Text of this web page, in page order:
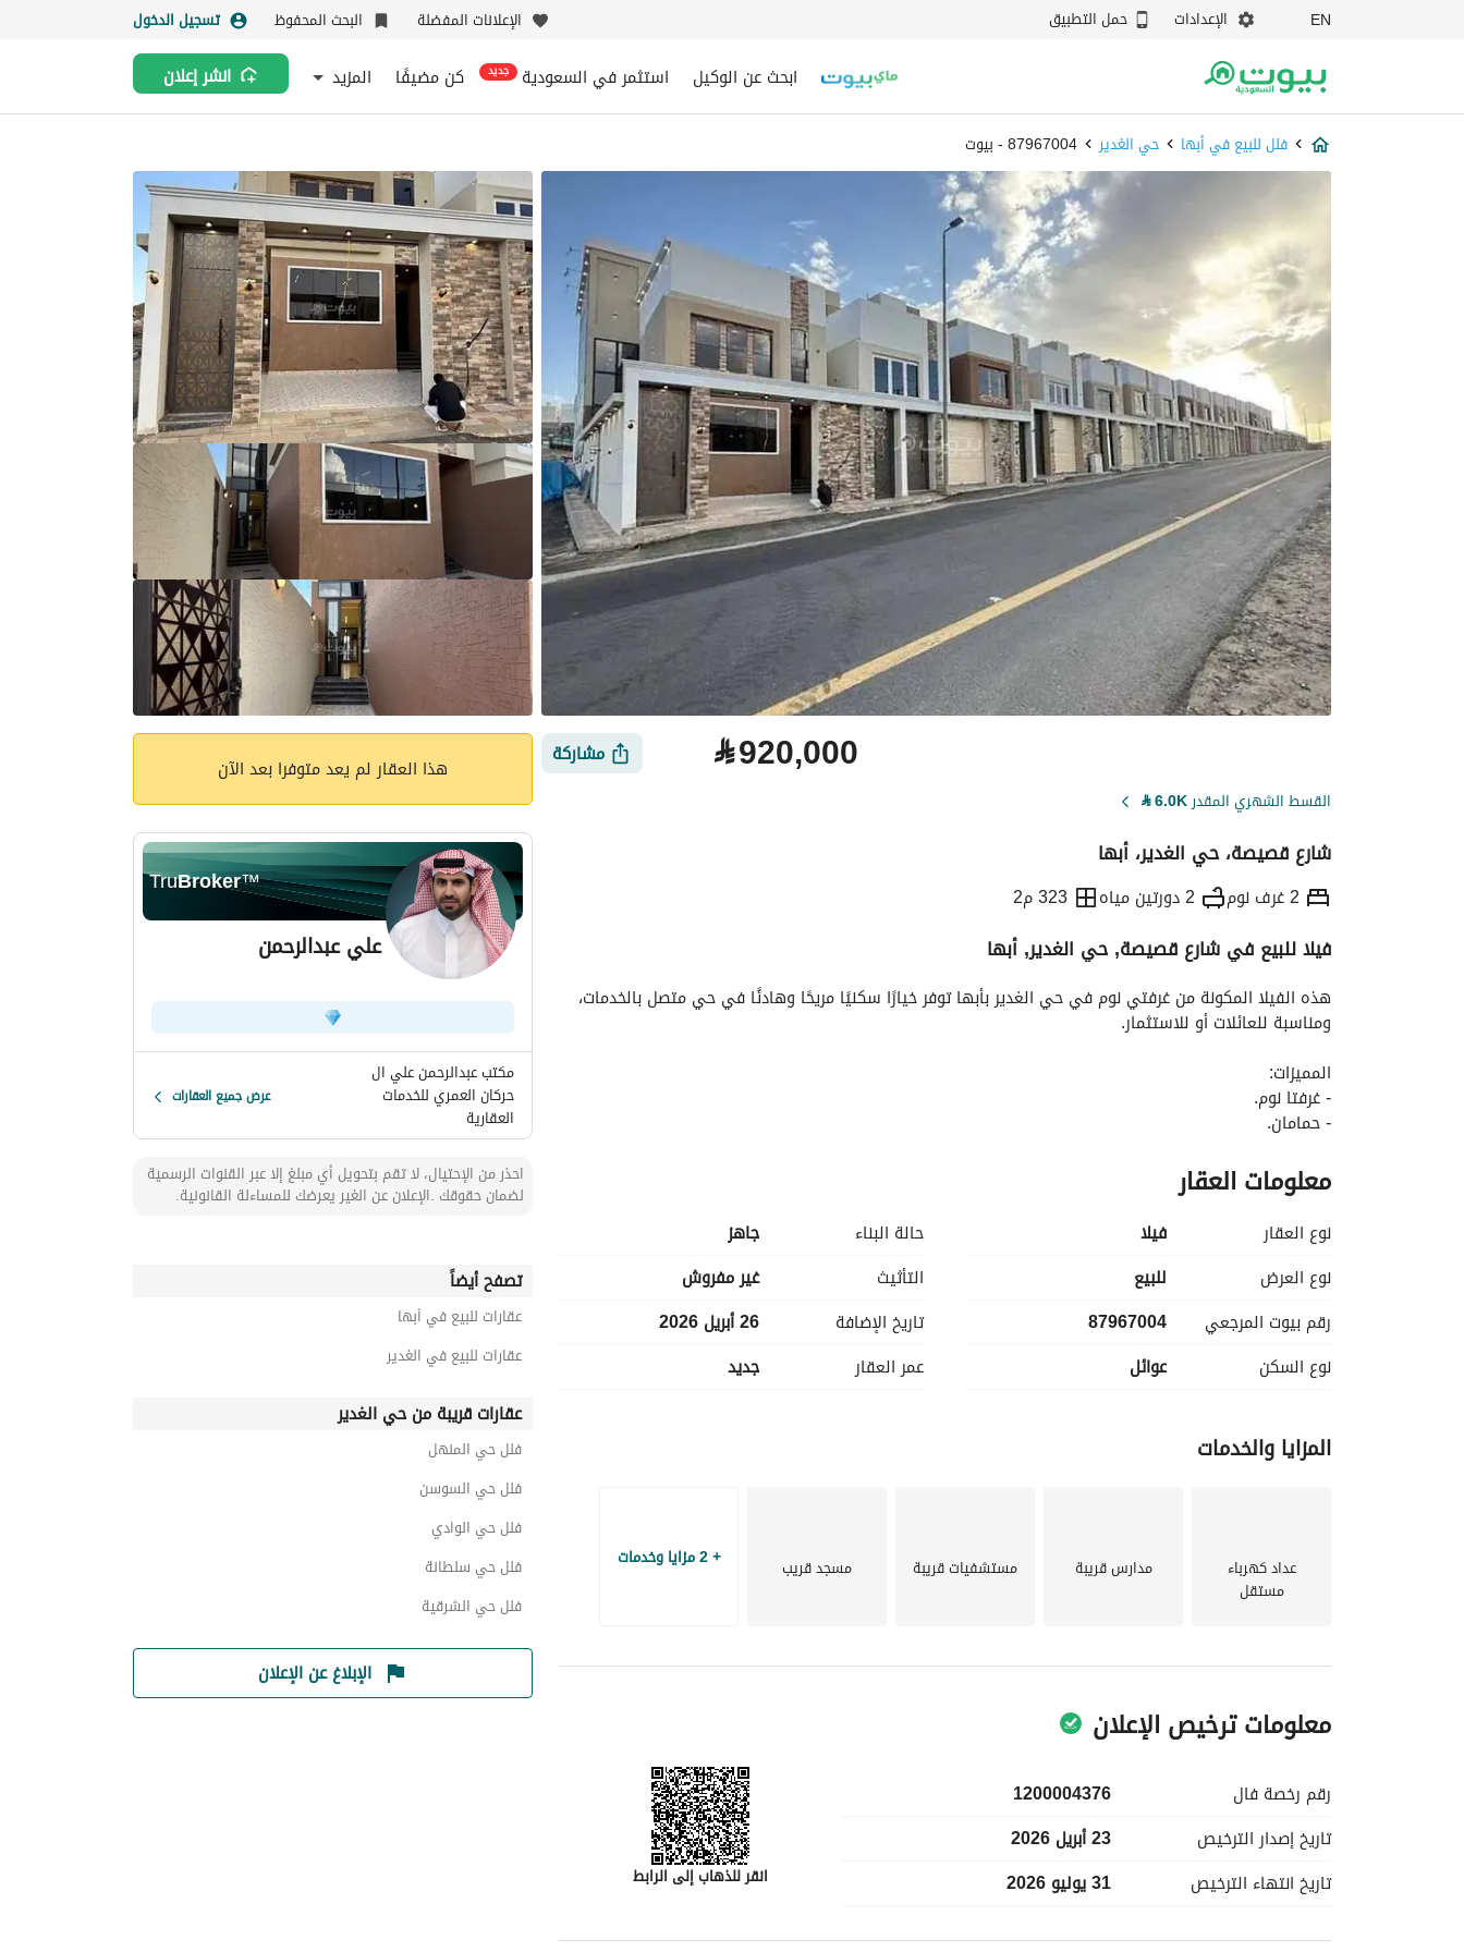
EN الإعدادات حمل التطبيق الإعلانات المفضلة البحث المحفوظ تسجيل الدخول
ابحث عن الوكيل استثمر في السعودية جديد كن مضيفًا المزيد انشر إعلان
فلل للبيع في أبها حي الغدير 87967004 - بيوت
⃁920,000 مشاركة
القسط الشهري المقدر6.0K
⃁
شارع قصيصة، حي الغدير، أبها
2 غرف نوم 2 دورتين مياه 323 م2
التفاصيل معلومات ترخيص الإعلان
فيلا للبيع في شارع قصيصة, حي الغدير, أبها
ومناسبة للعائلات أو للاستثمار.
المميزات:
- غرفتا نوم.
- حمامان.
- تقع في حي الغدير بأبها.
المرافق:
- توفر كهرباء.
- نظام صرف صحي.
معلومات العقار
نوع العقار
فیلا
نوع العرض
للبيع
رقم بيوت المرجعي
87967004
نوع السكن
عوائل
حالة البناء
جاهز
التأثيث
غير مفروش
تاريخ الإضافة
26 أبريل 2026
عمر العقار
جديد
المزايا والخدمات
عداد كهرباء
مستقل
مدارس قريبة مستشفيات قريبة مسجد قريب + 2 مزايا وخدمات
معلومات ترخيص الإعلان
رقم رخصة فال
1200004376
تاريخ إصدار الترخيص
23 أبريل 2026
تاريخ انتهاء الترخيص 31 يوليو 2026 انقر للذهاب إلى الرابط
هذا العقار لم يعد متوفرا بعد الآن
TruBroker™
علي عبدالرحمن
مكتب عبدالرحمن علي ال
حركان العمري للخدمات
العقارية
عرض جميع العقارات
احذر من الإحتيال، لا تقم بتحويل أي مبلغ إلا عبر القنوات الرسمية
لضمان حقوقك .الإعلان عن الغير يعرضك للمساءلة القانونية.
تصفح أيضاً
عقارات للبيع في أبها
عقارات للبيع في الغدير
عقارات قريبة من حي الغدير
فلل حي المنهل
فلل حي السوسن
فلل حي الوادي
فلل حي سلطانة
فلل حي الشرقية
الإبلاغ عن الإعلان